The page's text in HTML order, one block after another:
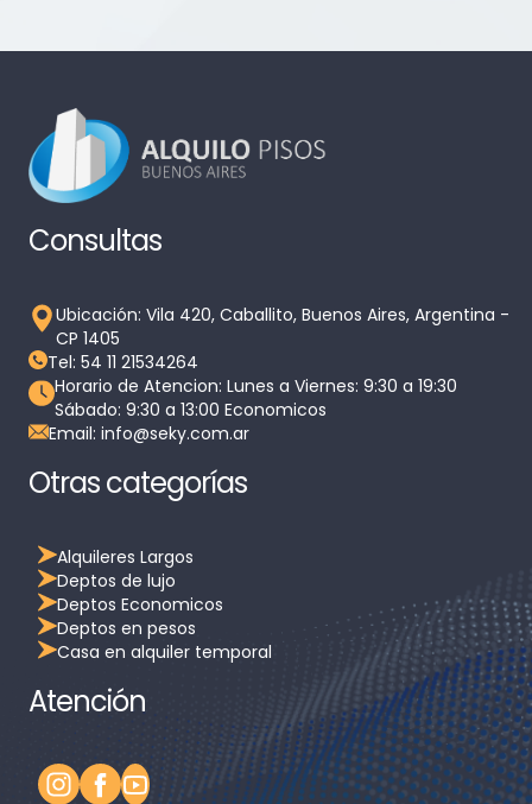
Consultas
Ubicación: Vila 420, Caballito, Buenos Aires, Argentina -
CP 1405
Tel: 54 11 21534264
Horario de Atencion: Lunes a Viernes: 9:30 a 19:30
Sábado: 9:30 a 13:00 Economicos
Email: info@seky.com.ar
Otras categorías
Alquileres Largos
Deptos de lujo
Deptos Economicos
Deptos en pesos
Casa en alquiler temporal
Atención